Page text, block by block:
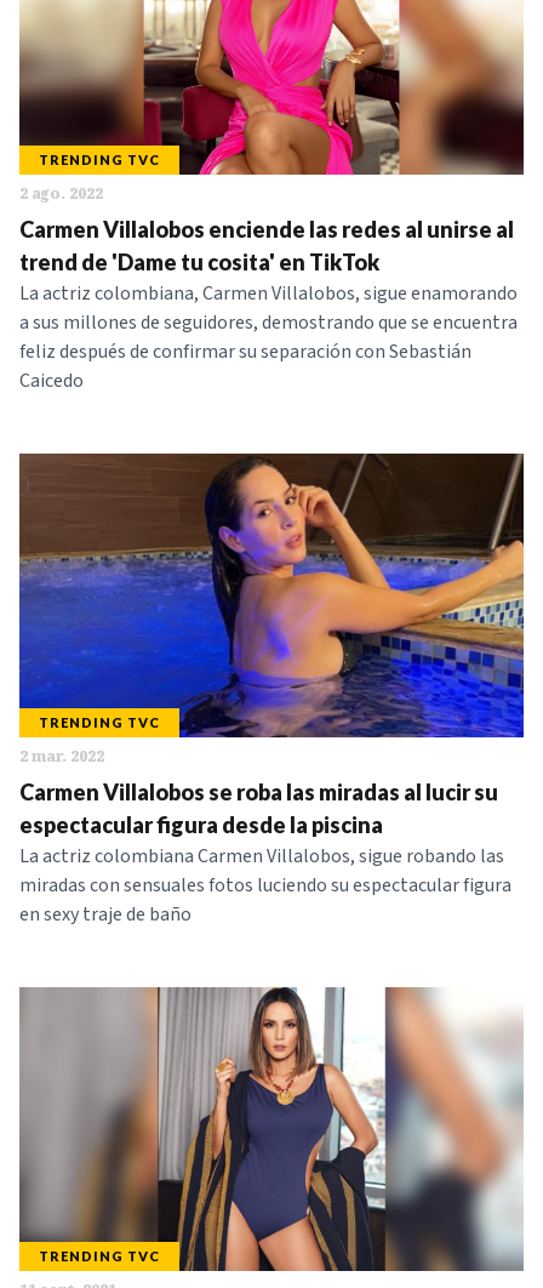
TRENDING TVC
2 ago. 2022
Carmen Villalobos enciende las redes al unirse al
trend de 'Dame tu cosita' en TikTok
La actriz colombiana, Carmen Villalobos, sigue enamorando
a sus millones de seguidores, demostrando que se encuentra
feliz después de confirmar su separación con Sebastián
Caicedo
TRENDING TVC
2 mar. 2022
Carmen Villalobos se roba las miradas al lucir su
espectacular figura desde la piscina
La actriz colombiana Carmen Villalobos, sigue robando las
miradas con sensuales fotos luciendo su espectacular figura
en sexy traje de baño
TRENDING TVC